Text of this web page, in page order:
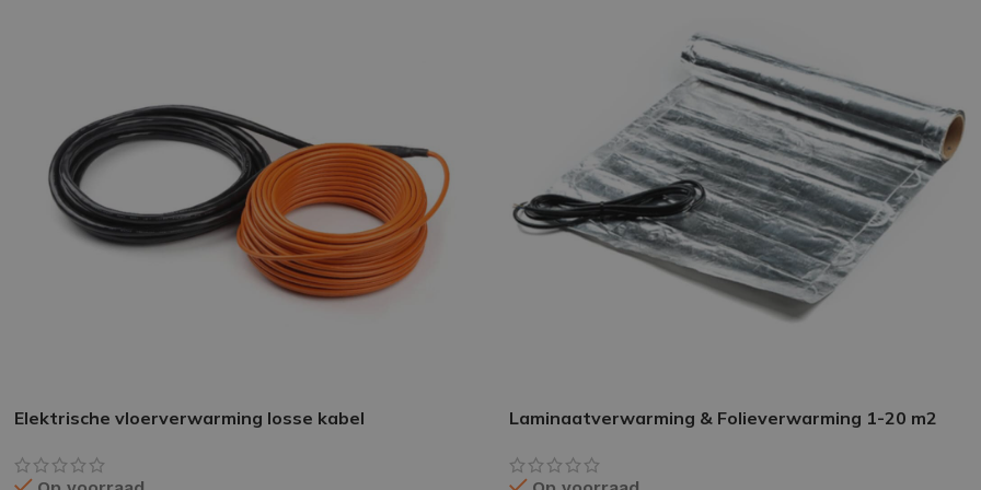
EPOXY GIETVLOER
Gietvloer bedrijfsruimte
Gietvloer garage
Toplaag kleur anti-slip
GIETVLOER GEREEDSCHAP
Gietvloer gereedschap pakket
Alle gereedschappen
Elektrische vloerverwarming losse kabel Laminaatverwarming & Folieverwarming 1-20 m2